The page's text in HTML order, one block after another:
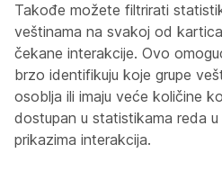
Takođe možete filtrirati
veštinama na svakoj od
čekane interakcije. Ovo
brzo identifikuju koje grupe
osoblja ili imaju veće količine
dostupan u statistikama reda u
prikazima interakcija.